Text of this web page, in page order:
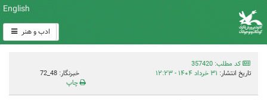
English
ادب و هنر
کد مطلب: 357420
تاریخ انتشار: ۳۱ خرداد ۱۴۰۴ - ۱۲:۲۳
خبرنگار: 48_72
چاپ